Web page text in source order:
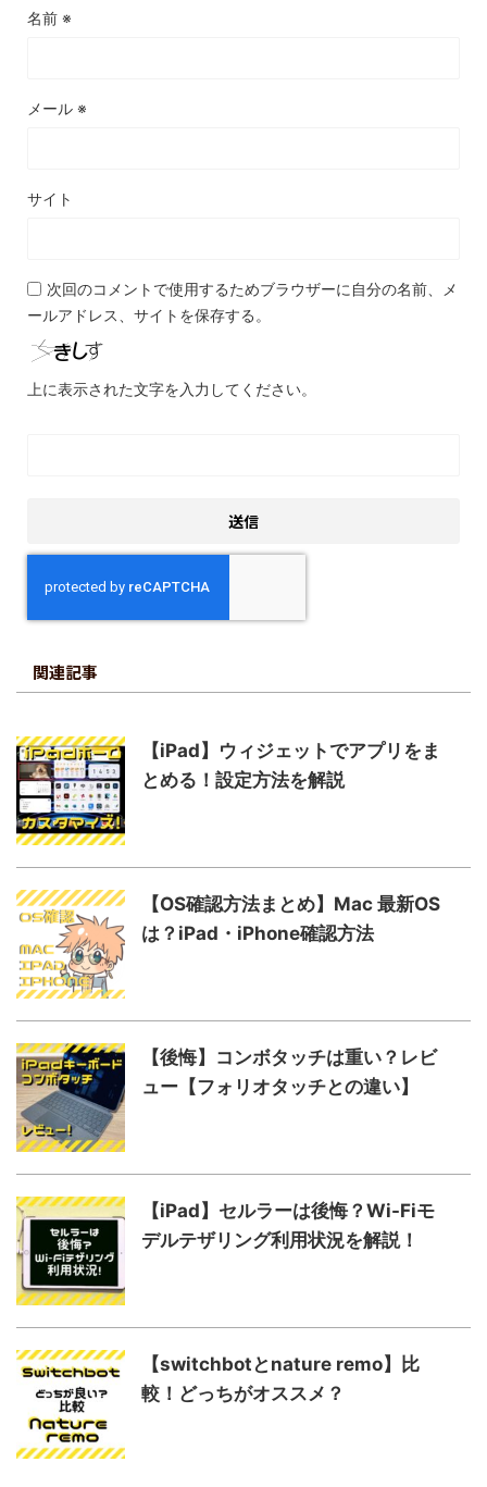
名前 ※
メール ※
サイト
次回のコメントで使用するためブラウザーに自分の名前、メ
ールアドレス、サイトを保存する。
上に表示された文字を入力してください。
関連記事
【iPad】ウィジェットでアプリをま
とめる！設定方法を解説
【OS確認方法まとめ】Mac 最新OS
は？iPad・iPhone確認方法
【後悔】コンボタッチは重い？レビ
ュー【フォリオタッチとの違い】
【iPad】セルラーは後悔？Wi-Fiモ
デルテザリング利用状況を解説！
【switchbotとnature remo】比
較！どっちがオススメ？